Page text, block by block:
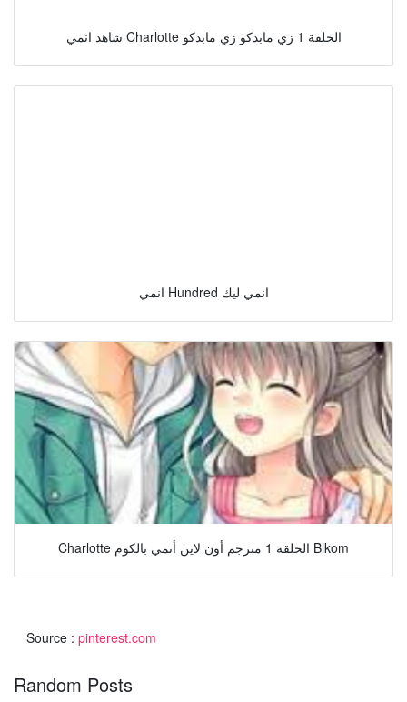
شاهد انمي Charlotte الحلقة 1 زي مابدكو زي مابدكو
انمي Hundred انمي ليك
Charlotte الحلقة 1 مترجم أون لاين أنمي بالكوم Blkom
Source : pinterest.com
Random Posts